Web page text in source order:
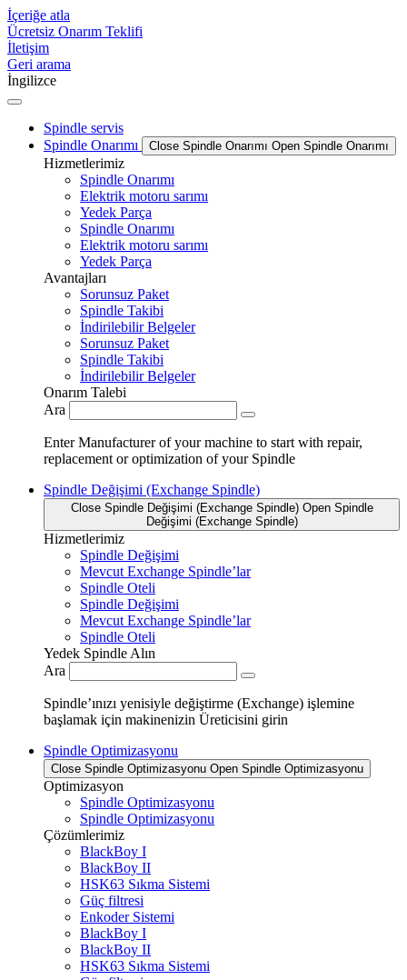
İçeriğe atla
Ücretsiz Onarım Teklifi
İletişim
Geri arama
İngilizce
Spindle servis
Spindle Onarımı
Close Spindle Onarımı Open Spindle Onarımı
Hizmetlerimiz
Spindle Onarımı
Elektrik motoru sarımı
Yedek Parça
Spindle Onarımı
Elektrik motoru sarımı
Yedek Parça
Avantajları
Sorunsuz Paket
Spindle Takibi
İndirilebilir Belgeler
Sorunsuz Paket
Spindle Takibi
İndirilebilir Belgeler
Onarım Talebi
Ara
Enter Manufacturer of your machine to start with repair,
replacement or optimization of your Spindle
Spindle Değişimi (Exchange Spindle)
Close Spindle Değişimi (Exchange Spindle) Open Spindle
Değişimi (Exchange Spindle)
Hizmetlerimiz
Spindle Değişimi
Mevcut Exchange Spindle’lar
Spindle Oteli
Spindle Değişimi
Mevcut Exchange Spindle’lar
Spindle Oteli
Yedek Spindle Alın
Ara
Spindle’ınızı yenisiyle değiştirme (Exchange) işlemine
başlamak için makinenizin Üreticisini girin
Spindle Optimizasyonu
Close Spindle Optimizasyonu Open Spindle Optimizasyonu
Optimizasyon
Spindle Optimizasyonu
Spindle Optimizasyonu
Çözümlerimiz
BlackBoy I
BlackBoy II
HSK63 Sıkma Sistemi
Güç filtresi
Enkoder Sistemi
BlackBoy I
BlackBoy II
HSK63 Sıkma Sistemi